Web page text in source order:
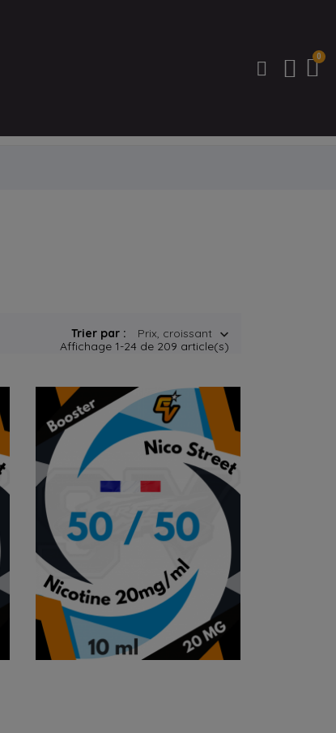
Trier par : Prix, croissant 
Affichage 1-24 de 209 article(s)